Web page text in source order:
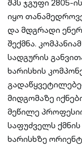
შპს ჯგუფი 2805-
იყო
და მდგრადი
შექმნა.
სადგურის
ხარისხის
მიდგომაზე
მეწილე
საფუძველს
ხარისხზე